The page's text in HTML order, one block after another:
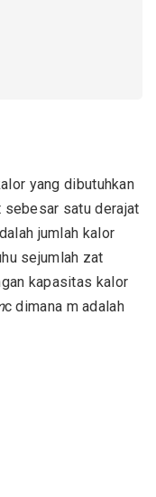
yang dibutuhkan
sebesar satu derajat
jumlah kalor
sejumlah zat
kapasitas kalor
c dimana m adalah